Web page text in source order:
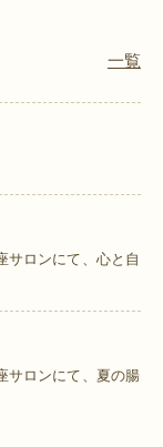
一覧
サロンにて、心と自
サロンにて、夏の腸